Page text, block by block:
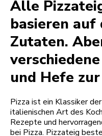
Alle
basieren auf
Zutaten.
und Hefe
Pizza ist ein Klassiker
italienischen Art des
Rezepte und
bei Pizza. Pizzateig